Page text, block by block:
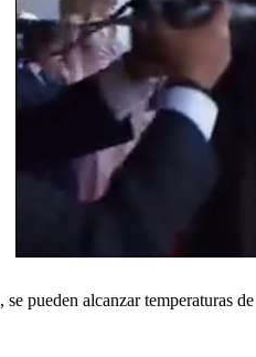
pueden alcanzar temperaturas